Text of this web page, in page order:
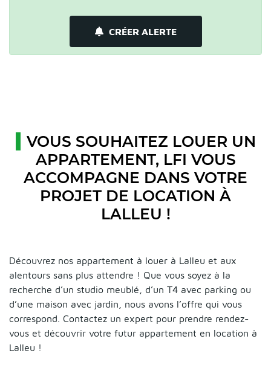
CRÉER ALERTE
VOUS SOUHAITEZ LOUER UN
APPARTEMENT, LFI VOUS
ACCOMPAGNE DANS VOTRE
PROJET DE LOCATION À
LALLEU !
Découvrez nos appartement à louer à Lalleu et aux
alentours sans plus attendre ! Que vous soyez à la
recherche d’un studio meublé, d’un T4 avec parking ou
d’une maison avec jardin, nous avons l’offre qui vous
correspond. Contactez un expert pour prendre rendez-
vous et découvrir votre futur appartement en location à
Lalleu !